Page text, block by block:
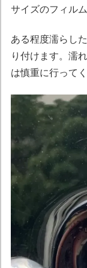
サイズのフィル
ある程度濡らし
り付けます。濡
は慎重に行ってく